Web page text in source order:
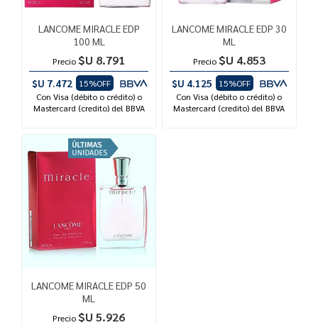
LANCOME MIRACLE EDP
100 ML
Precio $U 8.791
$U 7.472
15%OFF
Con Visa (débito o crédito) o
Mastercard (credito) del BBVA
LANCOME MIRACLE EDP 30
ML
Precio $U 4.853
$U 4.125
15%OFF
Con Visa (débito o crédito) o
Mastercard (credito) del BBVA
LANCOME MIRACLE EDP 50
ML
Precio $U 5.926